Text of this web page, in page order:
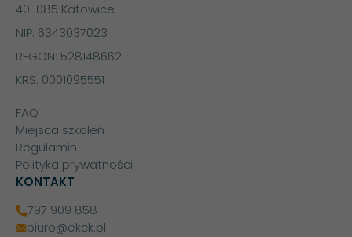
40-085 Katowice
NIP: 6343037023
REGON: 528148662
KRS: 0001095551
FAQ
Miejsca szkoleń
Regulamin
Polityka prywatności
KONTAKT
797 909 858
biuro@ekck.pl